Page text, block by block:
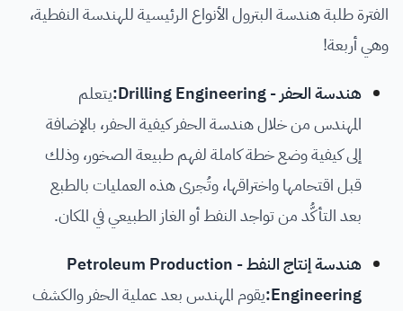
الفترة طلبة هندسة البترول الأنواع الرئيسية للهندسة النفطية،
وهي أربعة!
هندسة الحفر - Drilling Engineering:
يتعلم
المهندس من خلال هندسة الحفر كيفية الحفر، بالإضافة
إلى كيفية وضع خطة كاملة لفهم طبيعة الصخور، وذلك
قبل اقتحامها واختراقها، وتُجرى هذه العمليات بالطبع
بعد التأكُّد من تواجد النفط أو الغاز الطبيعي في المكان.
هندسة إنتاج النفط - Petroleum Production
Engineering: يقوم المهندس بعد عملية الحفر والكشف